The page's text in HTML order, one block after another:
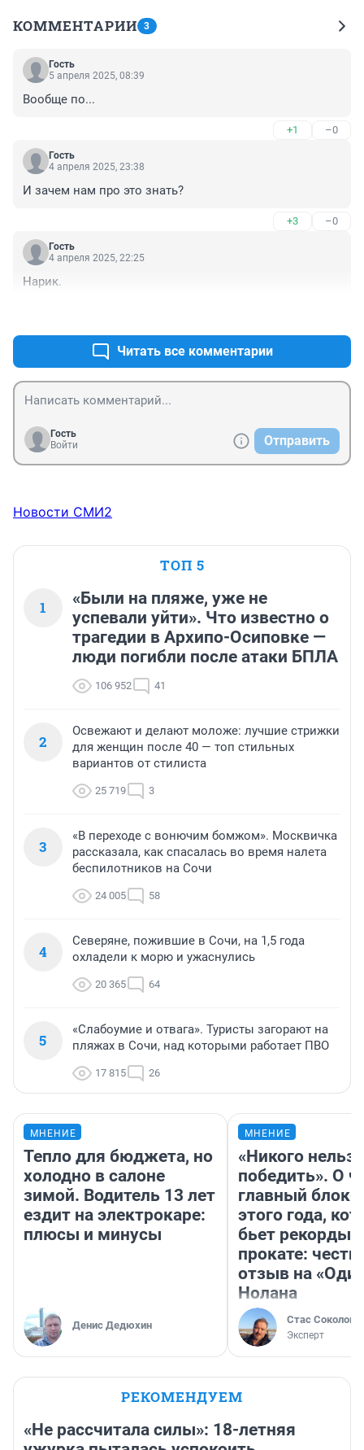
КОММЕНТАРИИ 3
Гость
5 апреля 2025, 08:39
Вообще по...
+1 –0
Гость
4 апреля 2025, 23:38
И зачем нам про это знать?
+3 –0
Гость
4 апреля 2025, 22:25
Нарик.
Читать все комментарии
Гость
Войти
Отправить
Новости СМИ2
ТОП 5
1
«Были на пляже, уже не
успевали уйти». Что известно о
трагедии в Архипо-Осиповке —
люди погибли после атаки БПЛА
106 952 41
2
Освежают и делают моложе: лучшие стрижки
для женщин после 40 — топ стильных
вариантов от стилиста
25 719 3
3
«В переходе с вонючим бомжом». Москвичка
рассказала, как спасалась во время налета
беспилотников на Сочи
24 005 58
4
Северяне, пожившие в Сочи, на 1,5 года
охладели к морю и ужаснулись
20 365 64
5
«Слабоумие и отвага». Туристы загорают на
пляжах в Сочи, над которыми работает ПВО
17 815 26
МНЕНИЕ
Тепло для бюджета, но
холодно в салоне
зимой. Водитель 13 лет
ездит на электрокаре:
плюсы и минусы
Денис Дедюхин
МНЕНИЕ
«Никого нельзя
победить». О
главный
этого года,
бьет рекорды в
прокате:
отзыв на
Нолана
Стас Соколов
Эксперт
РЕКОМЕНДУЕМ
«Не рассчитала силы»: 18-летняя